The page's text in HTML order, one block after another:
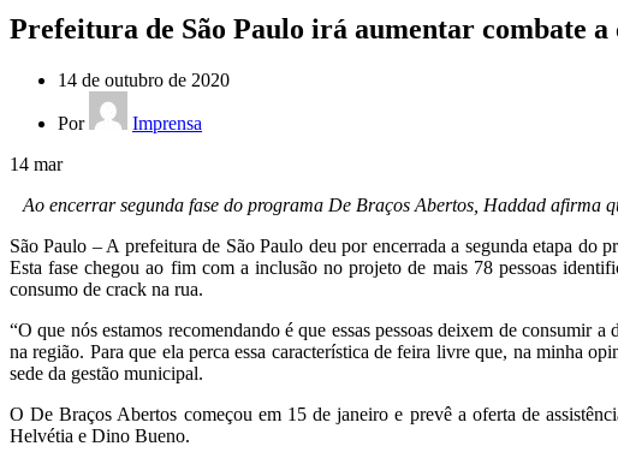
Prefeitura de São Paulo irá aumentar combate a
14 de outubro de 2020
Por
Imprensa
14 mar
Ao encerrar segunda fase do programa De Braços Abertos, Haddad afirma
São Paulo – A prefeitura de São Paulo deu por encerrada a segunda etapa do
Esta fase chegou ao fim com a inclusão no projeto de mais 78 pessoas
consumo de crack na rua.
“O que nós estamos recomendando é que essas pessoas deixem de consumir
na região. Para que ela perca essa característica de feira livre que, na minha
sede da gestão municipal.
O De Braços Abertos começou em 15 de janeiro e prevê a oferta de
Helvétia e Dino Bueno.